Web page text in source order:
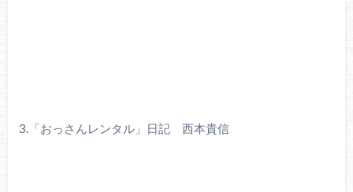
3.「おっさんレンタル」日記 西本貴信